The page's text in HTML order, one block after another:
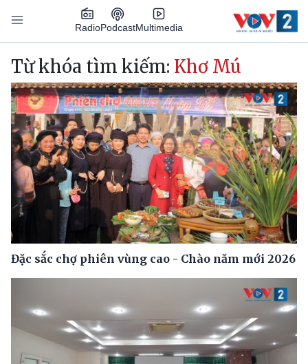
Nhảy đến nội dung
RadioPodcastMultimedia
Main navigation
Từ khóa tìm kiếm: Khơ Mú
Đặc sắc chợ phiên vùng cao - Chào năm mới 2026